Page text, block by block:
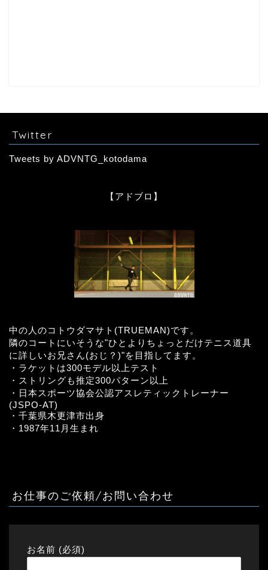
Twitter
Tweets by ADVNTG_kotodama
【アドブロ】
中の人のコトウダマサト(TRUEMAN)です。
隣のコートにいそうな"ひとよりちょっとだけテニス道具
に詳しいお兄さん(おじ？)"を目指してます。
・ラケットは300モデル以上テスト
・ストリングも推定300パターン以上
・日本スポーツ協会公認アスレティックトレーナー
(JSPO-AT)
・千葉県木更津市出身
・1987年11月生まれ
お仕事のご依頼/お問い合わせ
お名前 (必須)